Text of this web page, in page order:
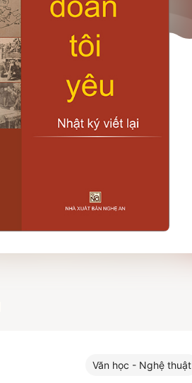
Văn học - Nghệ thuật